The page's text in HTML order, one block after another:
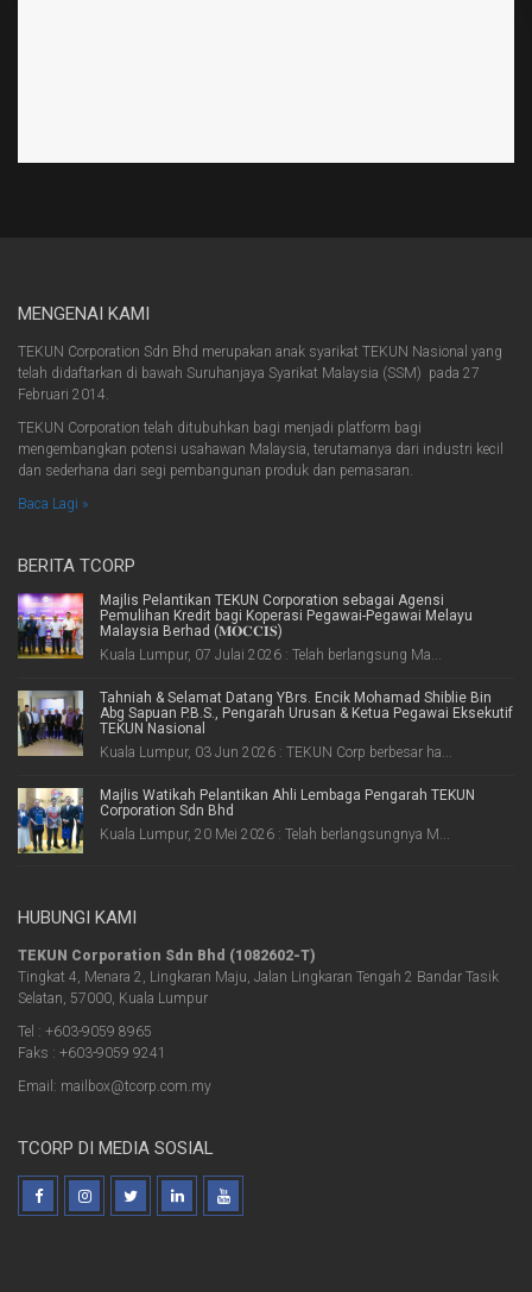
MENGENAI KAMI
TEKUN Corporation Sdn Bhd merupakan anak syarikat TEKUN Nasional yang
telah didaftarkan di bawah Suruhanjaya Syarikat Malaysia (SSM) pada 27
Februari 2014.
TEKUN Corporation telah ditubuhkan bagi menjadi platform bagi
mengembangkan potensi usahawan Malaysia, terutamanya dari industri kecil
dan sederhana dari segi pembangunan produk dan pemasaran.
Baca Lagi »
BERITA TCORP
Majlis Pelantikan TEKUN Corporation sebagai Agensi
Pemulihan Kredit bagi Koperasi Pegawai-Pegawai Melayu
Malaysia Berhad (𝐌𝐎𝐂𝐂𝐈𝐒)
Kuala Lumpur, 07 Julai 2026 : Telah berlangsung Ma...
Tahniah & Selamat Datang YBrs. Encik Mohamad Shiblie Bin
Abg Sapuan P.B.S., Pengarah Urusan & Ketua Pegawai Eksekutif
TEKUN Nasional
Kuala Lumpur, 03 Jun 2026 : TEKUN Corp berbesar ha...
Majlis Watikah Pelantikan Ahli Lembaga Pengarah TEKUN
Corporation Sdn Bhd
Kuala Lumpur, 20 Mei 2026 : Telah berlangsungnya M...
HUBUNGI KAMI
TEKUN Corporation Sdn Bhd (1082602-T)
Tingkat 4, Menara 2, Lingkaran Maju, Jalan Lingkaran Tengah 2 Bandar Tasik
Selatan, 57000, Kuala Lumpur
Tel : +603-9059 8965
Faks : +603-9059 9241
Email: mailbox@tcorp.com.my
TCORP DI MEDIA SOSIAL